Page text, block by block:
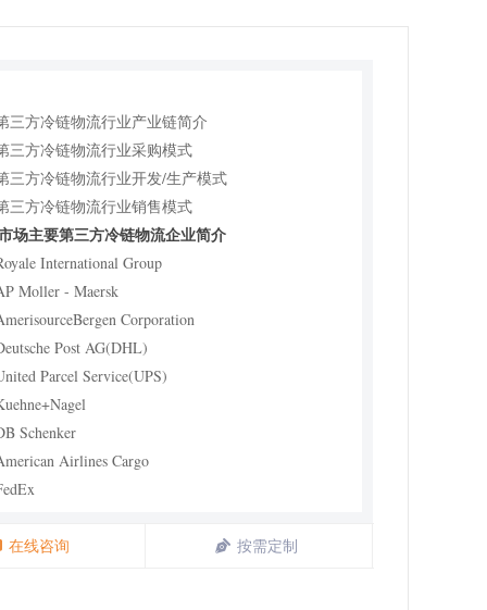
三方冷链物流行业产业链简介
三方冷链物流行业采购模式
三方冷链物流行业开发/生产模式
三方冷链物流行业销售模式
场主要第三方冷链物流企业简介
International Group
Moller - Maersk
Corporation
Post AG(DHL)
Parcel Service(UPS)
Schenker
Airlines Cargo
新夏晖
在线咨询 按需定制